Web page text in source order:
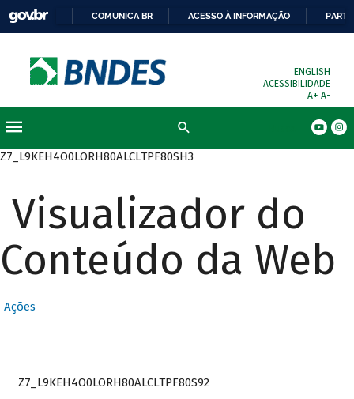
COMUNICA BR ACESSO À INFORMAÇÃO
ENGLISH
ACESSIBILIDADE
A+ A-
Z7_L9KEH4O0LORH80ALCLTPF80SH3
Visualizador do
Conteúdo da Web
Ações
Z7_L9KEH4O0LORH80ALCLTPF80S92